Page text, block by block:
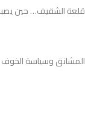
قلعة الشقيف… حين يصبح
المشانق وسياسة الخوف